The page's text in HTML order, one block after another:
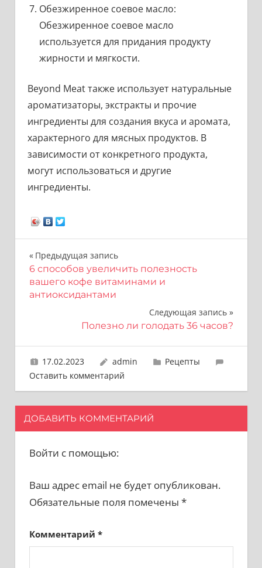
Обезжиренное соевое масло:
Обезжиренное соевое масло
используется для придания продукту
жирности и мягкости.
Beyond Meat также использует натуральные
ароматизаторы, экстракты и прочие
ингредиенты для создания вкуса и аромата,
характерного для мясных продуктов. В
зависимости от конкретного продукта,
могут использоваться и другие
ингредиенты.
Навигация
по
записям
Предыдущая запись
6 способов увеличить полезность
вашего кофе витаминами и
антиоксидантами
Следующая запись
Полезно ли голодать 36 часов?
17.02.2023 admin
Рецепты
Оставить комментарий
ДОБАВИТЬ КОММЕНТАРИЙ
Войти с помощью:
Ваш адрес email не будет опубликован.
Обязательные поля помечены *
Комментарий *